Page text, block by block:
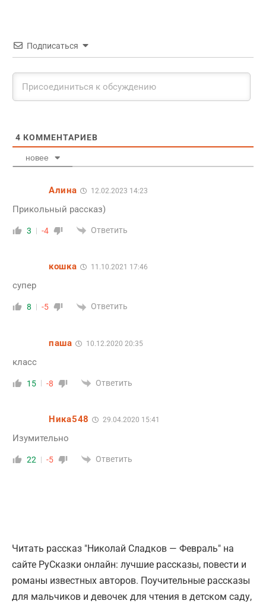
Подписаться
4 КОММЕНТАРИЕВ
новее
Алина 12.02.2023 14:23
Прикольный рассказ)
3 -4 Ответить
кошка 11.10.2021 17:46
супер
8 -5 Ответить
паша 10.12.2020 20:35
класс
15 -8 Ответить
Ника548 29.04.2020 15:41
Изумительно
22 -5 Ответить
Читать рассказ "Николай Сладков — Февраль" на
сайте РуСказки онлайн: лучшие рассказы, повести и
романы известных авторов. Поучительные рассказы
для мальчиков и девочек для чтения в детском саду,